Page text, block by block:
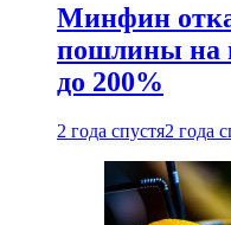
Минфин
пошлины на
до 200%
2 года спустя2 года